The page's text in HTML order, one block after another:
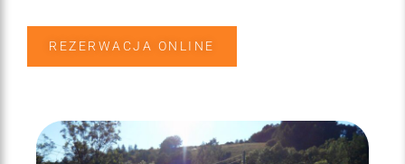
REZERWACJA ONLINE